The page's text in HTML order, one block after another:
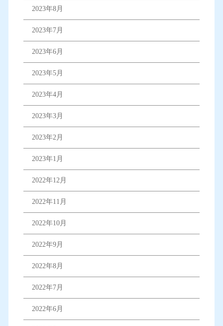
2023年8月
2023年7月
2023年6月
2023年5月
2023年4月
2023年3月
2023年2月
2023年1月
2022年12月
2022年11月
2022年10月
2022年9月
2022年8月
2022年7月
2022年6月